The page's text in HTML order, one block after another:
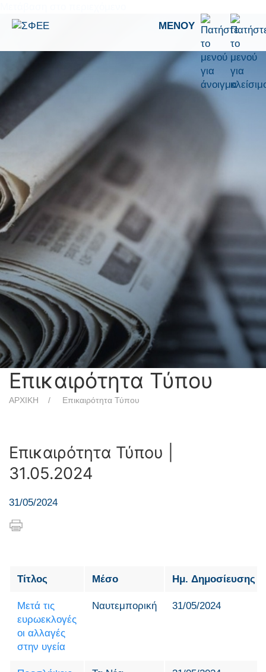
ΜΕΝΟΎ
Επικαιρότητα Τύπου
ΑΡΧΙΚΗ Επικαιρότητα Τύπου
Επικαιρότητα Τύπου |
31.05.2024
31/05/2024
Τίτλος Μέσο Ημ. Δημοσίευσης
Μετά τις
ευρωεκλογές
οι αλλαγές
στην υγεία
Ναυτεμπορική 31/05/2024